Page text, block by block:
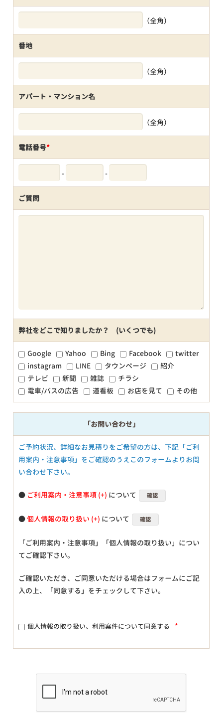
（全角）
番地
（全角）
アパート・マンション名
（全角）
電話番号*
- -
ご質問
弊社をどこで知りましたか？ (いくつでも)
Google Yahoo Bing Facebook
twitter
instagram
LINE タウンページ
紹介
テレビ
新聞 雑誌
チラシ
電車/バスの広告
道看板 お店を見て その他
「お問い合わせ」
ご予約状況、詳細なお見積りをご希望の方は、下記「ご利
用案内・注意事項」をご確認のうえこのフォームよりお問
い合わせ下さい。
● ご利用案内・注意事項 について 確認
●個人情報の取り扱い について 確認
「ご利用案内・注意事項」「個人情報の取り扱い」につい
てご確認下さい。
ご確認いただき、ご同意いただける場合はフォームにご記
入の上、「同意する」をチェックして下さい。
個人情報の取り扱い、利用案件について同意する *